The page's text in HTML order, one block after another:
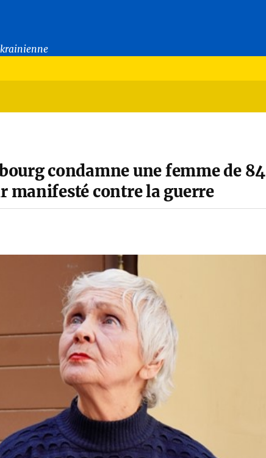
condamne une femme de 84
manifesté contre la guerre